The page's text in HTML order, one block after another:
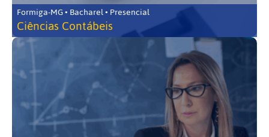
Formiga-MG • Bacharel • Presencial
Ciências Contábeis